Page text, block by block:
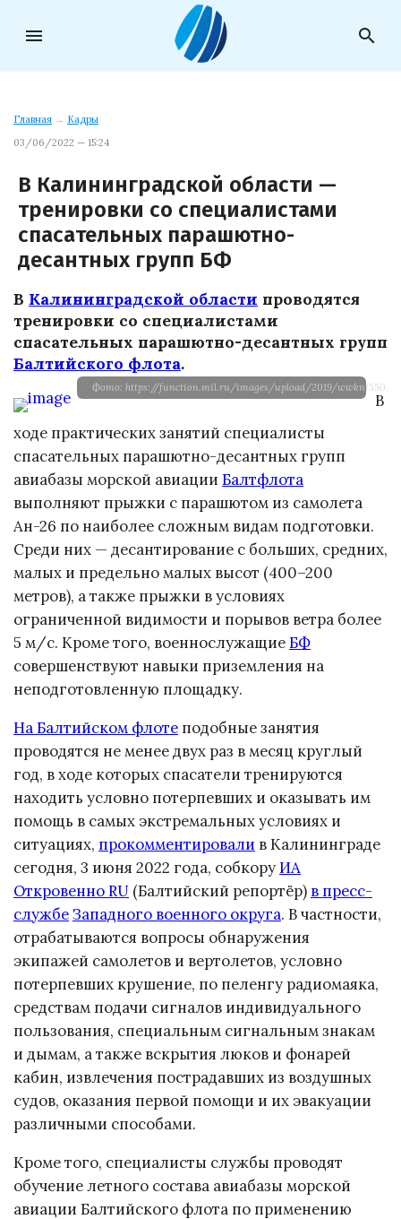
menu search
Главная → Кадры
03/06/2022 — 15:24
В Калининградской области —
тренировки со специалистами
спасательных парашютно-
десантных групп БФ
В Калининградской области проводятся
тренировки со специалистами
спасательных парашютно-десантных групп
Балтийского флота.
Фото: https://function.mil.ru/images/upload/2019/wwknt550.jpg
В
ходе практических занятий специалисты
спасательных парашютно-десантных групп
авиабазы морской авиации Балтфлота
выполняют прыжки с парашютом из самолета
Ан-26 по наиболее сложным видам подготовки.
Среди них — десантирование с больших, средних,
малых и предельно малых высот (400–200
метров), а также прыжки в условиях
ограниченной видимости и порывов ветра более
5 м/с. Кроме того, военнослужащиеБФ
совершенствуют навыки приземления на
неподготовленную площадку.
На Балтийском флоте подобные занятия
проводятся не менее двух раз в месяц круглый
год, в ходе которых спасатели тренируются
находить условно потерпевших и оказывать им
помощь в самых экстремальных условиях и
ситуациях, прокомментировали в Калининграде
сегодня, 3 июня 2022 года, собкоруИА
Откровенно RU (Балтийский репортёр) в пресс-
службеЗападного военного округа. В частности,
отрабатываются вопросы обнаружения
экипажей самолетов и вертолетов, условно
потерпевших крушение, по пеленгу радиомаяка,
средствам подачи сигналов индивидуального
пользования, специальным сигнальным знакам
и дымам, а также вскрытия люков и фонарей
кабин, извлечения пострадавших из воздушных
судов, оказания первой помощи и их эвакуации
различными способами.
Кроме того, специалисты службы проводят
обучение летного состава авиабазы морской
авиации Балтийского флота по применению